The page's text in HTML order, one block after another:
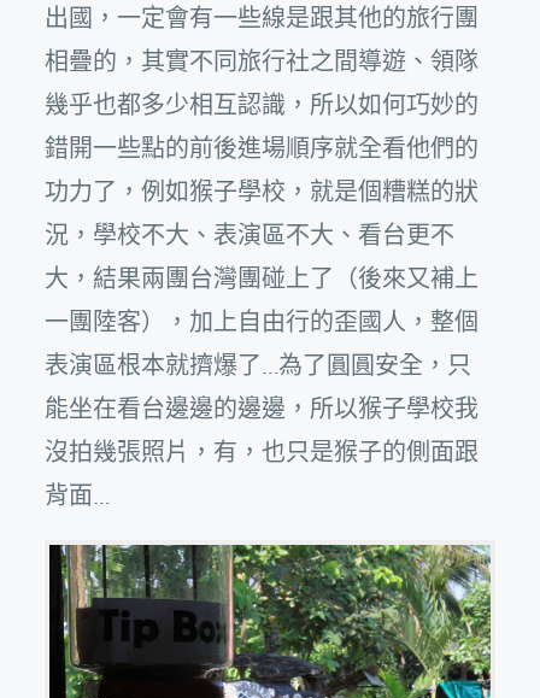
出國，一定會有一些線是跟其他的旅行團
相疊的，其實不同旅行社之間導遊、領隊
幾乎也都多少相互認識，所以如何巧妙的
錯開一些點的前後進場順序就全看他們的
功力了，例如猴子學校，就是個糟糕的狀
況，學校不大、表演區不大、看台更不
大，結果兩團台灣團碰上了（後來又補上
一團陸客），加上自由行的歪國人，整個
表演區根本就擠爆了…為了圓圓安全，只
能坐在看台邊邊的邊邊，所以猴子學校我
沒拍幾張照片，有，也只是猴子的側面跟
背面…